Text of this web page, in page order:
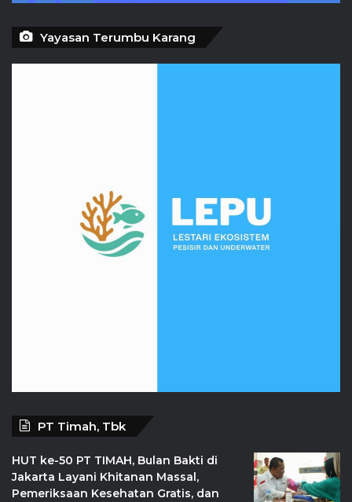
Yayasan Terumbu Karang
PT Timah, Tbk
HUT ke-50 PT TIMAH, Bulan Bakti di
Jakarta Layani Khitanan Massal,
Pemeriksaan Kesehatan Gratis, dan